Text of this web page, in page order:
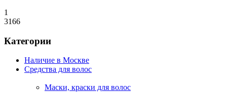
1
3166
Категории
Наличие в Москве
Средства для волос
Маски, краски для волос